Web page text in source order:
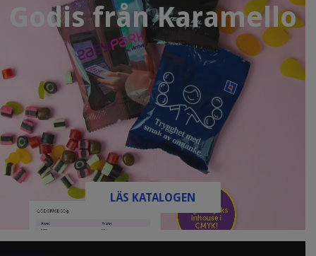
Godis från Karamello
LÄS KATALOGEN